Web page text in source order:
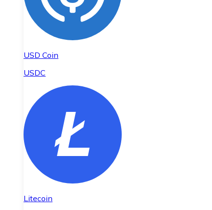
USD Coin
USDC
Litecoin